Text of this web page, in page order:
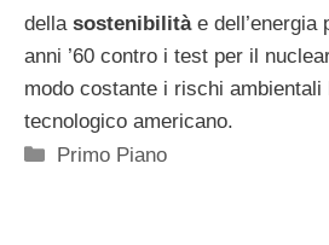
della sostenibilitàe dell’energia
anni ’60 contro i test per il
modo costante i rischi
tecnologico americano.
Categorie
Primo Piano